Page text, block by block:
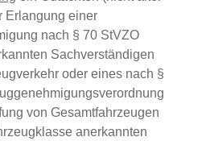
Erlangung einer
nach § 70 StVZO
Sachverständigen
oder eines nach §
von Gesamtfahrzeugen
anerkannten